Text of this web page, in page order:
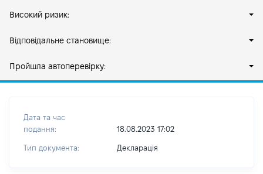
Високий ризик:
Відповідальне становище:
Пройшла автоперевірку:
Дата та час
подання:
18.08.2023 17:02
Тип документа: Декларація